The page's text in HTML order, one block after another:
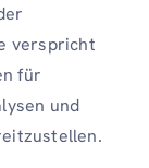
verspricht
für
und